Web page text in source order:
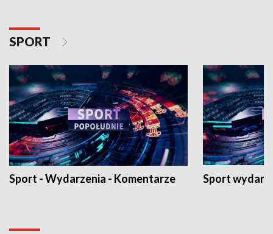
SPORT
Sport - Wydarzenia - Komentarze Sport